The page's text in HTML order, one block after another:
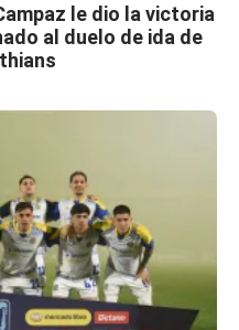
le dio la victoria
al duelo de ida de